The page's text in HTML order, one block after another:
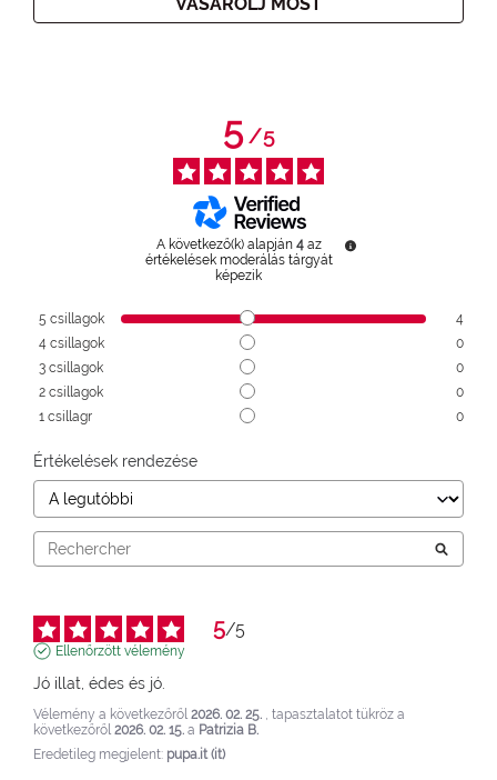
5/5
A következő(k) alapján 4 az
értékelések moderálás tárgyát
képezik
5 csillagok
4
4 csillagok
0
3 csillagok
0
2 csillagok
0
1 csillagr 0
Értékelések rendezése
5/5
Ellenőrzött vélemény
Jó illat, édes és jó.
Vélemény a következőről 2026. 02. 25. , tapasztalatot tükröz a
következőről 2026. 02. 15. a Patrizia B.
Eredetileg megjelent: pupa.it (it)